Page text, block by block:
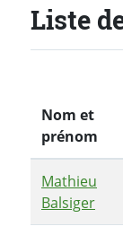
Liste
Nom et
prénom
Mathieu
Balsiger